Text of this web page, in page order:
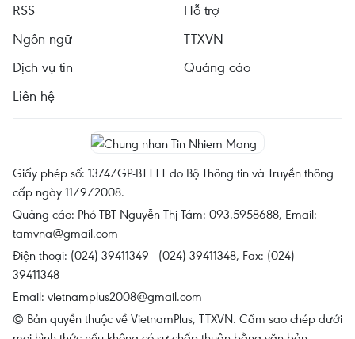
RSS
Hỗ trợ
Ngôn ngữ
TTXVN
Dịch vụ tin
Quảng cáo
Liên hệ
Giấy phép số: 1374/GP-BTTTT do Bộ Thông tin và Truyền thông
cấp ngày 11/9/2008.
Quảng cáo: Phó TBT Nguyễn Thị Tám: 093.5958688, Email:
tamvna@gmail.com
Điện thoại: (024) 39411349 - (024) 39411348, Fax: (024)
39411348
Email: vietnamplus2008@gmail.com
© Bản quyền thuộc về VietnamPlus, TTXVN. Cấm sao chép dưới